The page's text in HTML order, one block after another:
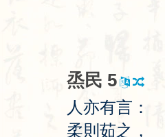
烝民 5
人亦有言 ：
柔則 茹之 ，